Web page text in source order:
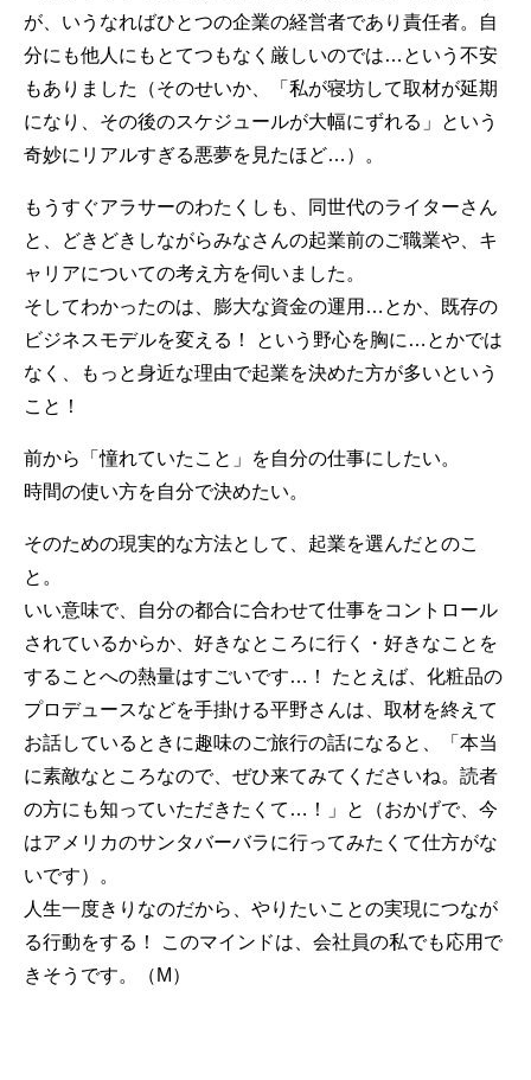
が、いうなればひとつの企業の経営者であり責任者。自
分にも他人にもとてつもなく厳しいのでは…という不安
もありました（そのせいか、「私が寝坊して取材が延期
になり、その後のスケジュールが大幅にずれる」という
奇妙にリアルすぎる悪夢を見たほど…）。
もうすぐアラサーのわたくしも、同世代のライターさん
と、どきどきしながらみなさんの起業前のご職業や、キ
ャリアについての考え方を伺いました。
そしてわかったのは、膨大な資金の運用…とか、既存の
ビジネスモデルを変える！ という野心を胸に…とかでは
なく、もっと身近な理由で起業を決めた方が多いという
こと！
前から「憧れていたこと」を自分の仕事にしたい。
時間の使い方を自分で決めたい。
そのための現実的な方法として、起業を選んだとのこ
と。
いい意味で、自分の都合に合わせて仕事をコントロール
されているからか、好きなところに行く・好きなことを
することへの熱量はすごいです…！ たとえば、化粧品の
プロデュースなどを手掛ける平野さんは、取材を終えて
お話しているときに趣味のご旅行の話になると、「本当
に素敵なところなので、ぜひ来てみてくださいね。読者
の方にも知っていただきたくて…！」と（おかげで、今
はアメリカのサンタバーバラに行ってみたくて仕方がな
いです）。
人生一度きりなのだから、やりたいことの実現につなが
る行動をする！ このマインドは、会社員の私でも応用で
きそうです。（M）